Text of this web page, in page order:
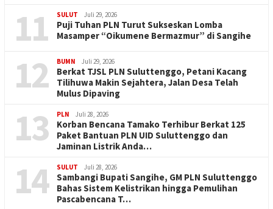
11 SULUT Juli 29, 2026
Puji Tuhan PLN Turut Sukseskan Lomba
Masamper “Oikumene Bermazmur” di Sangihe
12 BUMN Juli 29, 2026
Berkat TJSL PLN Suluttenggo, Petani Kacang
Tilihuwa Makin Sejahtera, Jalan Desa Telah
Mulus Dipaving
13 PLN Juli 28, 2026
Korban Bencana Tamako Terhibur Berkat 125
Paket Bantuan PLN UID Suluttenggo dan
Jaminan Listrik Anda…
14 SULUT Juli 28, 2026
Sambangi Bupati Sangihe, GM PLN Suluttenggo
Bahas Sistem Kelistrikan hingga Pemulihan
Pascabencana T…